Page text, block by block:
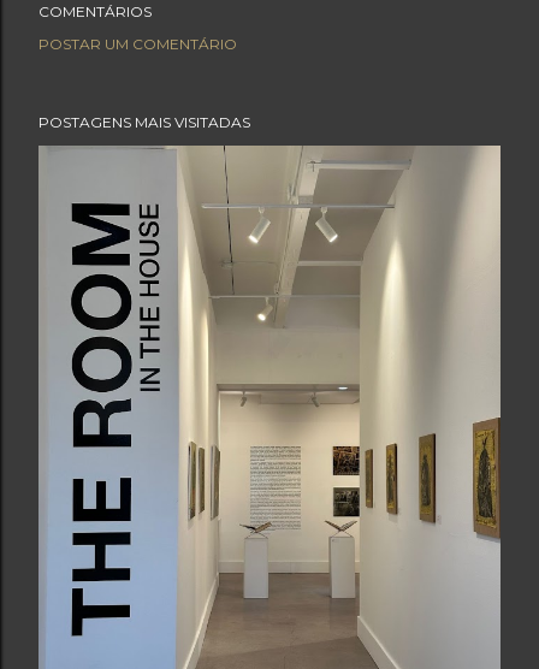
COMENTÁRIOS
POSTAR UM COMENTÁRIO
POSTAGENS MAIS VISITADAS